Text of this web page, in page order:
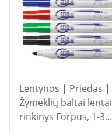
Lentynos | Priedas |
Žymeklių baltai lentai
rinkinys Forpus, 1-3